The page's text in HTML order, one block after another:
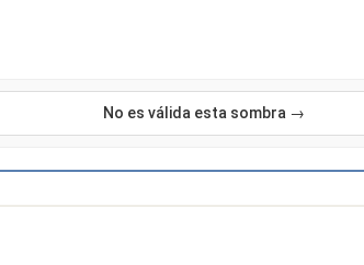
No es válida esta sombra →